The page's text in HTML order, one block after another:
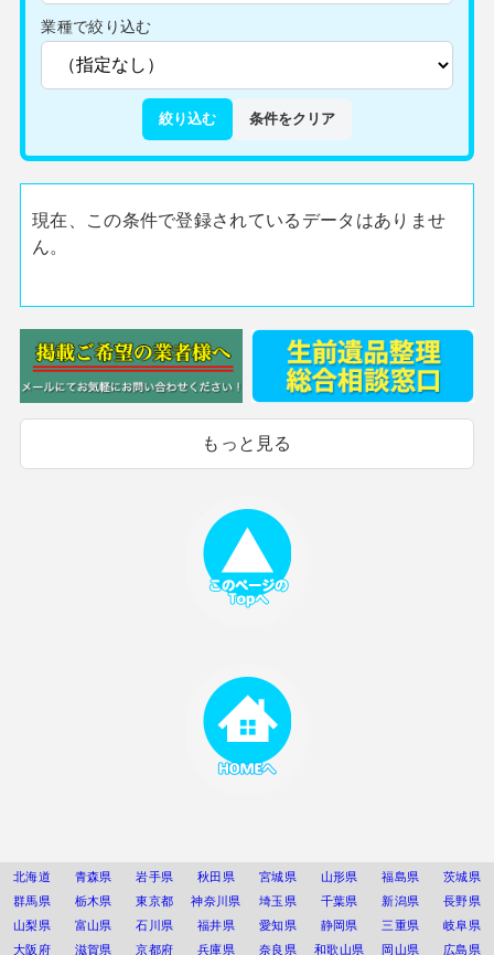
業種で絞り込む
絞り込む 条件をクリア
現在、この条件で登録されているデータはありませ
ん。
もっと見る
北海道 青森県 岩手県 秋田県 宮城県 山形県 福島県
茨城県
群馬県
栃木県 東京都 神奈川県 埼玉県 千葉県 新潟県
長野県
山梨県
富山県 石川県 福井県 愛知県 静岡県 三重県
岐阜県
大阪府
滋賀県 京都府 兵庫県 奈良県 和歌山県 岡山県 広島県